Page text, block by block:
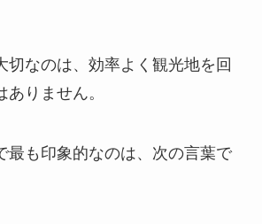
切なのは、効率よく観光地を回
りません。
最も印象的なのは、次の言葉で